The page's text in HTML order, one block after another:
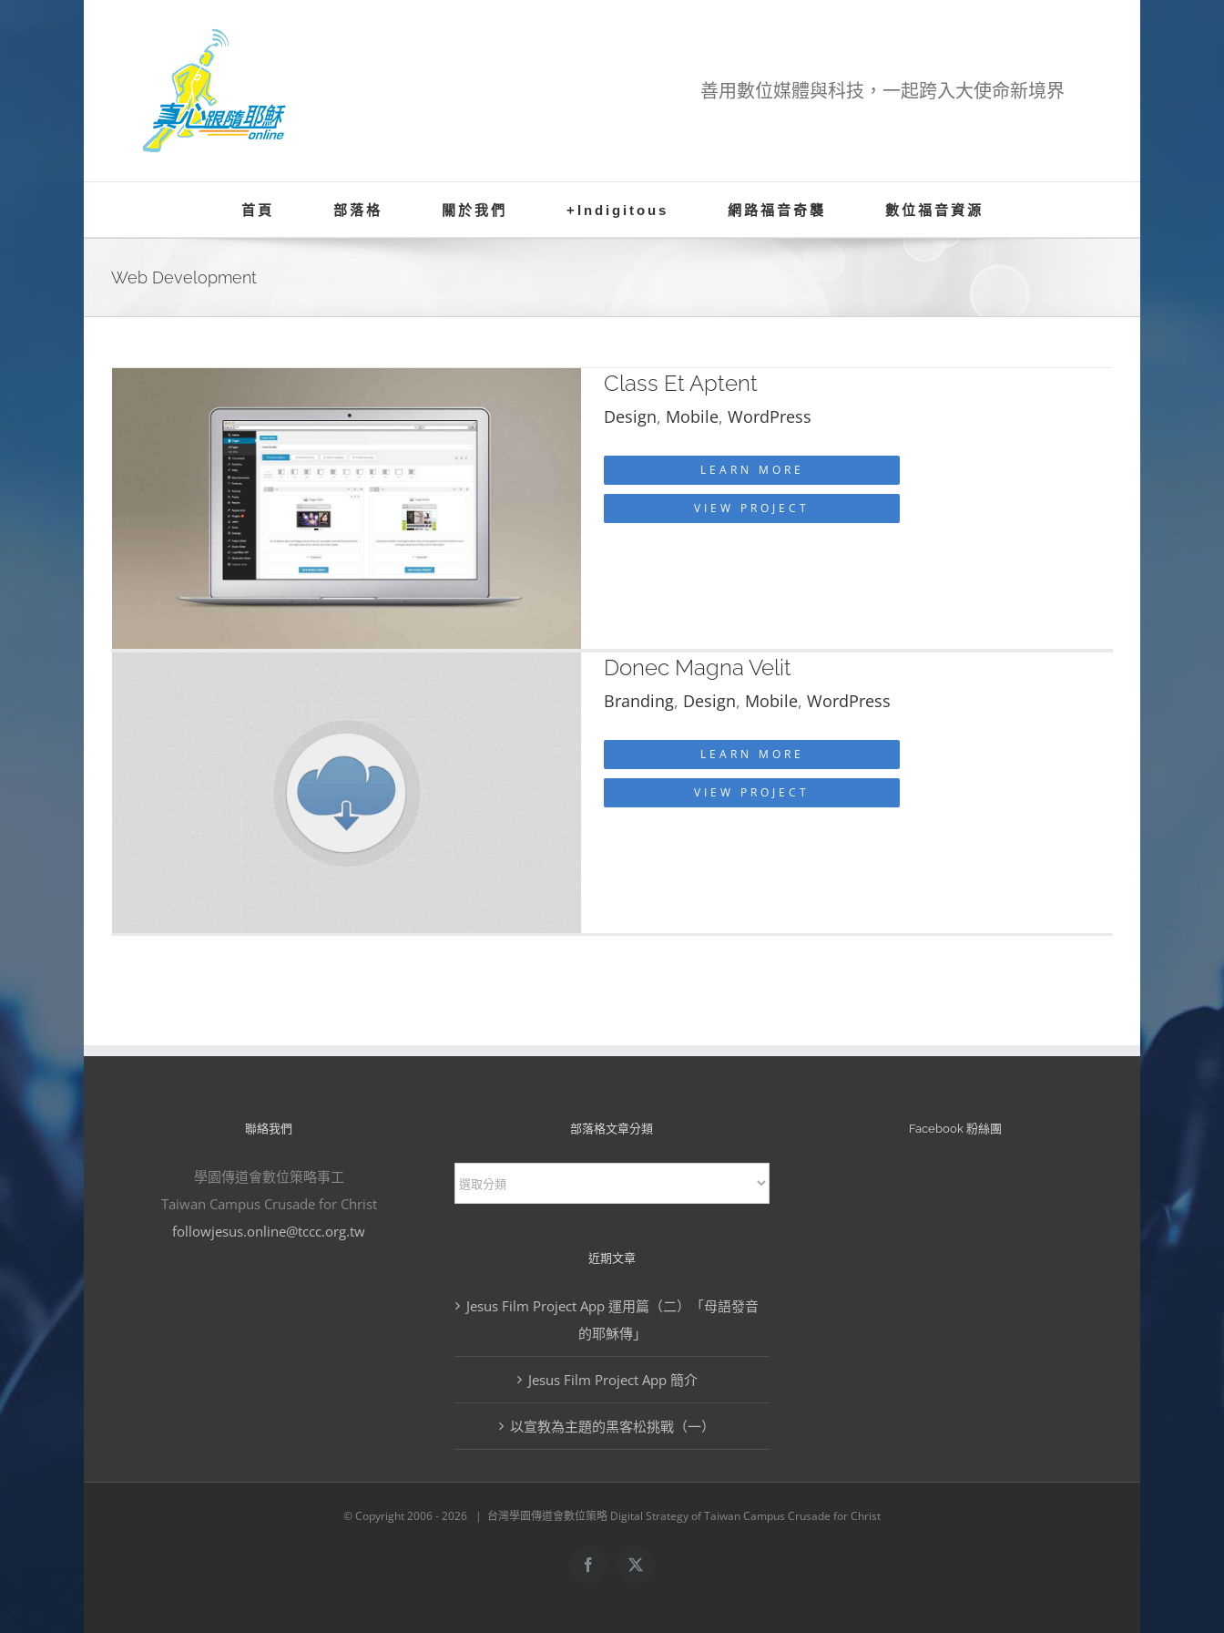
善用數位媒體與科技，一起跨入大使命新境界
首頁 部落格 關於我們 +Indigitous 網路福音奇襲 數位福音資源
Web Development
Class Et Aptent
Design, Mobile, WordPress
LEARN MORE
VIEW PROJECT
Donec Magna Velit
Branding, Design, Mobile, WordPress
LEARN MORE
VIEW PROJECT
聯絡我們
學園傳道會數位策略事工
Taiwan Campus Crusade for Christ
followjesus.online@tccc.org.tw
部落格文章分類
部
落
分
近期文章
Jesus Film Project App 運用篇（二）「母語發音
的耶穌傳」
Jesus Film Project App 簡介
以宣教為主題的黑客松挑戰（一）
Facebook 粉絲團
© Copyright 2006 -2026 | 台灣學園傳道會數位策略 Digital Strategy of Taiwan Campus Crusade for Christ
Facebook
X